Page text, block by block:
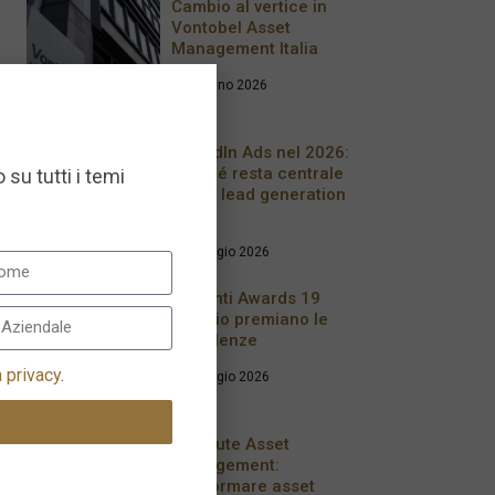
Cambio al vertice in
Vontobel Asset
Management Italia
17 Giugno 2026
LinkedIn Ads nel 2026:
perché resta centrale
per la lead generation
28 Maggio 2026
Le Fonti Awards 19
maggio premiano le
Eccellenze
20 Maggio 2026
Resolute Asset
Management:
trasformare asset
su tutti i temi
privacy.